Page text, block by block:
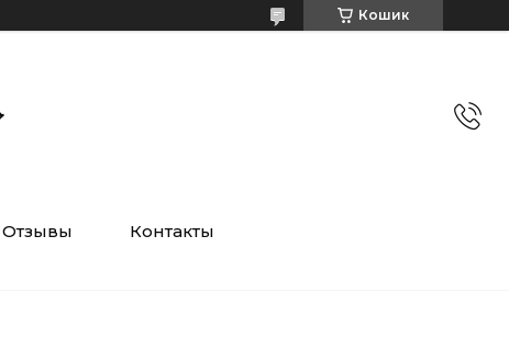
Кошик
Отзывы Контакты